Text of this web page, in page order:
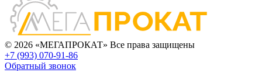
© 2026 «МЕГАПРОКАТ» Все права защищены
+7 (993) 070-91-86
Обратный звонок